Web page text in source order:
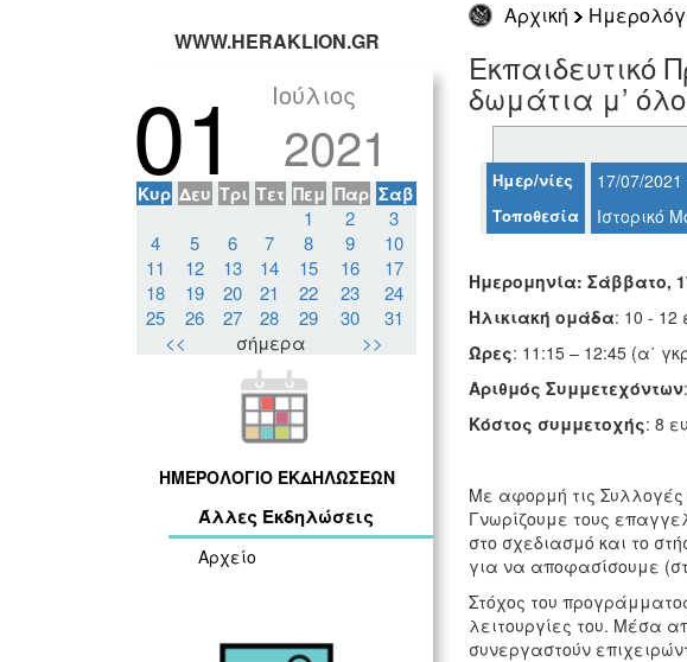
Αρχική
WWW.HERAKLION.GR
01 Ιούλιος
2021
Κυρ Δευ Τρι Τετ Πεμ Παρ Σαβ
1 2
3
4
5 6 7 8 9
10
11
12 13 14 15 16
17
18
19 20 21 22 23
24
25
26 27 28 29 30
31
<<
σήμερα >>
ΗΜΕΡΟΛΟΓΙΟ ΕΚΔΗΛΩΣΕΩΝ
Άλλες Εκδηλώσεις
Αρχείο
δωμάτια μ’
Ημερ/νίες 17/07/
Τοποθεσία Ιστορικό
Ημερομηνία: Σάββατο,
Ηλικιακή ομάδα: 10 - 12
Ώρες: 11:15 – 12:45 (α΄
Αριθμός Συμμετεχόντων
Κόστος συμμετοχής: 8
Με αφορμή τις Συλλογές
Γνωρίζουμε τους
στο σχεδιασμό και το
για να αποφασίσουμε
Στόχος του
λειτουργίες του. Μέσα
συνεργαστούν